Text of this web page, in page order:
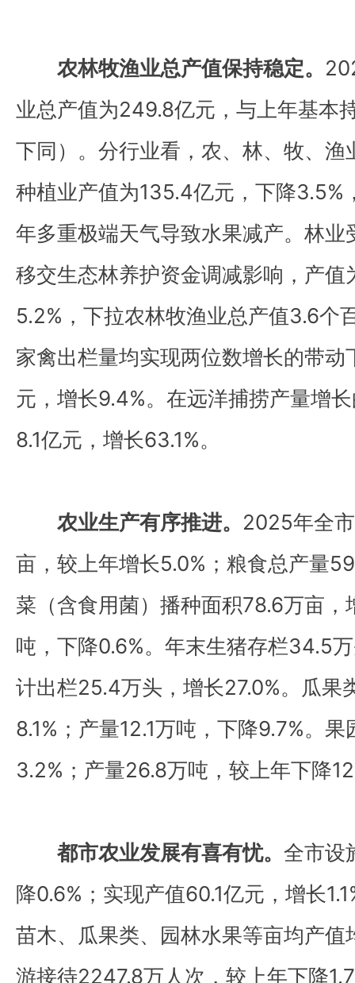
农林牧渔业总产值保持稳定。
业总产值为249.8亿元，与上年基本
下同）。分行业看，农、林、牧、渔
种植业产值为135.4亿元，下降
年多重极端天气导致水果减产。林
移交生态林养护资金调减影响，产
5.2%，下拉农林牧渔业总产值3.6个
家禽出栏量均实现两位数增长的带
元，增长9.4%。在远洋捕捞产量增
8.1亿元，增长63.1%。
农业生产有序推进。 2025年全
亩，较上年增长5.0%；粮食总产量
菜（含食用菌）播种面积78.6万亩，
吨，下降0.6%。年末生猪存栏34.5
计出栏25.4万头，增长27.0%。瓜果
8.1%；产量12.1万吨，下降9.7%。
3.2%；产量26.8万吨，较上年下降
都市农业发展有喜有忧。 全市设
降0.6%；实现产值60.1亿元，增长
苗木、瓜果类、园林水果等亩均产
游接待2247.8万人次，较上年下降